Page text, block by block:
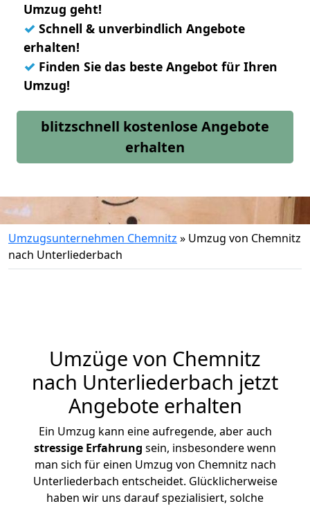
Umzug geht!
✓ Schnell & unverbindlich Angebote
erhalten!
✓ Finden Sie das beste Angebot für Ihren
Umzug!
blitzschnell kostenlose Angebote
erhalten
Umzugsunternehmen Chemnitz » Umzug von Chemnitz
nach Unterliederbach
Umzüge von Chemnitz
nach Unterliederbach jetzt
Angebote erhalten
Ein Umzug kann eine aufregende, aber auch
stressige Erfahrung sein, insbesondere wenn
man sich für einen Umzug von Chemnitz nach
Unterliederbach entscheidet. Glücklicherweise
haben wir uns darauf spezialisiert, solche